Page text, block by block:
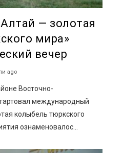
— золотая
мира»
вечер
ago
Восточно-
международный
колыбель тюркского
ознаменовалос...